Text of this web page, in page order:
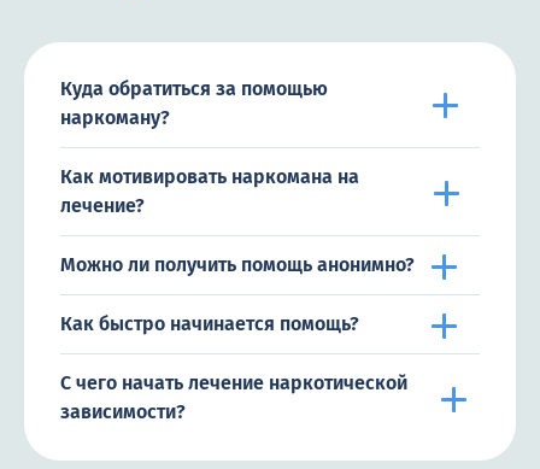
Куда обратиться за помощью
наркоману?
Как мотивировать наркомана на
лечение?
Можно ли получить помощь анонимно?
Как быстро начинается помощь?
С чего начать лечение наркотической
зависимости?